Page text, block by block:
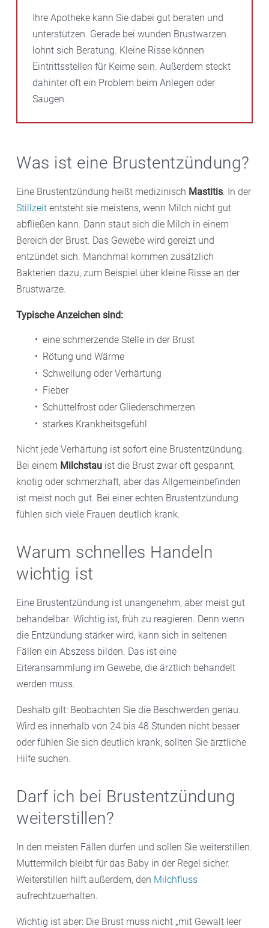
Ihre Apotheke kann Sie dabei gut beraten und
unterstützen. Gerade bei wunden Brustwarzen
lohnt sich Beratung. Kleine Risse können
Eintrittsstellen für Keime sein. Außerdem steckt
dahinter oft ein Problem beim Anlegen oder
Saugen.
Was ist eine Brustentzündung?
Eine Brustentzündung heißt medizinisch Mastitis. In der
Stillzeit entsteht sie meistens, wenn Milch nicht gut
abfließen kann. Dann staut sich die Milch in einem
Bereich der Brust. Das Gewebe wird gereizt und
entzündet sich. Manchmal kommen zusätzlich
Bakterien dazu, zum Beispiel über kleine Risse an der
Brustwarze.
Typische Anzeichen sind:
eine schmerzende Stelle in der Brust
Rötung und Wärme
Schwellung oder Verhärtung
Fieber
Schüttelfrost oder Gliederschmerzen
starkes Krankheitsgefühl
Nicht jede Verhärtung ist sofort eine Brustentzündung.
Bei einem Milchstau ist die Brust zwar oft gespannt,
knotig oder schmerzhaft, aber das Allgemeinbefinden
ist meist noch gut. Bei einer echten Brustentzündung
fühlen sich viele Frauen deutlich krank.
Warum schnelles Handeln
wichtig ist
Eine Brustentzündung ist unangenehm, aber meist gut
behandelbar. Wichtig ist, früh zu reagieren. Denn wenn
die Entzündung stärker wird, kann sich in seltenen
Fällen ein Abszess bilden. Das ist eine
Eiteransammlung im Gewebe, die ärztlich behandelt
werden muss.
Deshalb gilt: Beobachten Sie die Beschwerden genau.
Wird es innerhalb von 24 bis 48 Stunden nicht besser
oder fühlen Sie sich deutlich krank, sollten Sie ärztliche
Hilfe suchen.
Darf ich bei Brustentzündung
weiterstillen?
In den meisten Fällen dürfen und sollen Sie weiterstillen.
Muttermilch bleibt für das Baby in der Regel sicher.
Weiterstillen hilft außerdem, den Milchfluss
aufrechtzuerhalten.
Wichtig ist aber: Die Brust muss nicht „mit Gewalt leer